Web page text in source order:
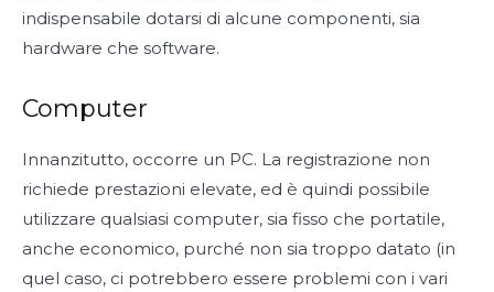
indispensabile dotarsi di alcune componenti, sia
hardware che software.
Computer
Innanzitutto, occorre un PC. La registrazione non
richiede prestazioni elevate, ed è quindi possibile
utilizzare qualsiasi computer, sia fisso che portatile,
anche economico, purché non sia troppo datato (in
quel caso, ci potrebbero essere problemi con i vari